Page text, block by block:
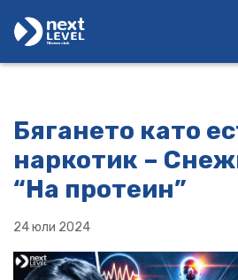
Бягането като
наркотик –
“На протеин”
24 юли 2024